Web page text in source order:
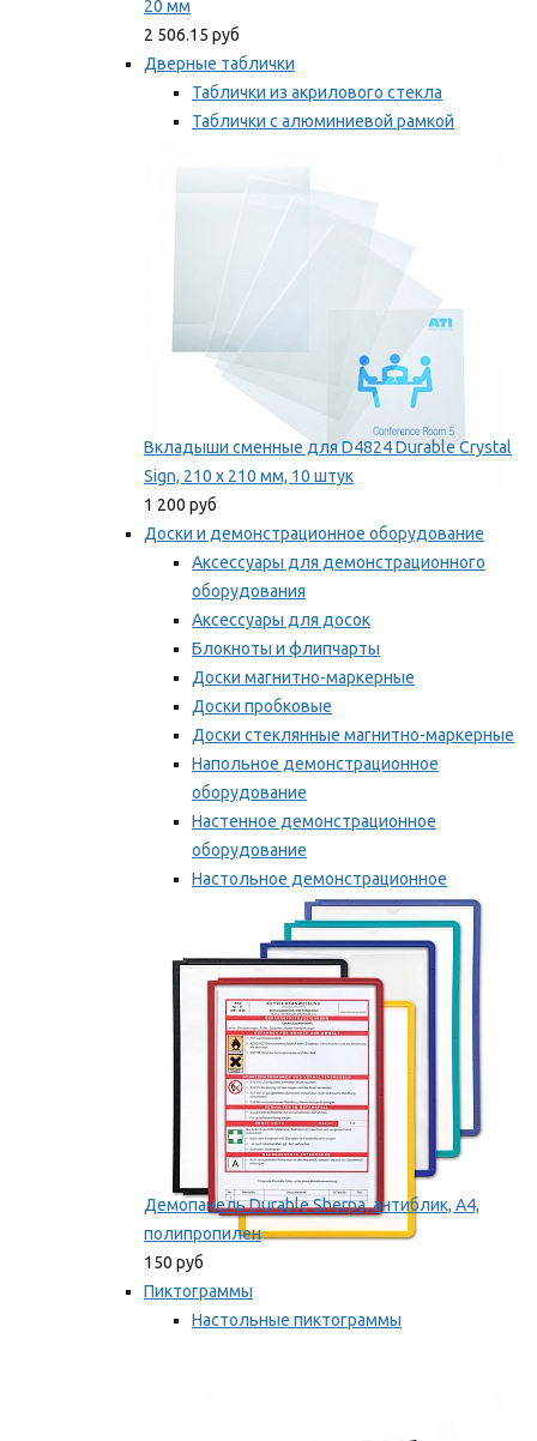
20 мм
2 506.15 руб
Дверные таблички
Таблички из акрилового стекла
Таблички с алюминиевой рамкой
Вкладыши сменные для D4824 Durable Crystal
Sign, 210 x 210 мм, 10 штук
1 200 руб
Доски и демонстрационное оборудование
Аксессуары для демонстрационного
оборудования
Аксессуары для досок
Блокноты и флипчарты
Доски магнитно-маркерные
Доски пробковые
Доски стеклянные магнитно-маркерные
Напольное демонстрационное
оборудование
Настенное демонстрационное
оборудование
Настольное демонстрационное
оборудование
Мы рекомендуем
Демопанель Durable Sherpa, антиблик, А4,
полипропилен
150 руб
Пиктограммы
Настольные пиктограммы